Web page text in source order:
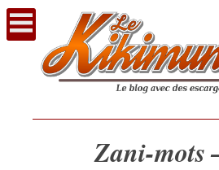
Voir
contenu
Zani-mots